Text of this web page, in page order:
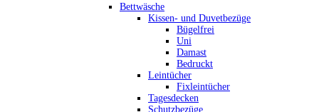
Bettwäsche
Kissen- und Duvetbezüge
Bügelfrei
Uni
Damast
Bedruckt
Leintücher
Fixleintücher
Tagesdecken
Schutzbezüge